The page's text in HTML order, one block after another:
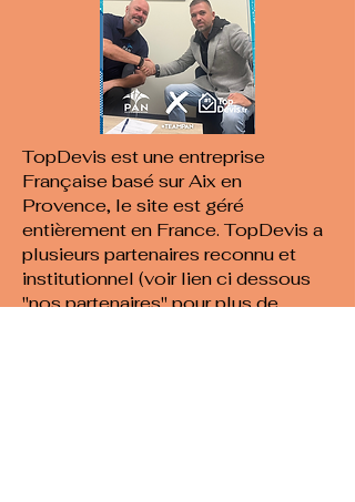
TopDevis est une entreprise
Française basé sur Aix en
Provence, le site est géré
entièrement en France. TopDevis a
plusieurs partenaires reconnu et
institutionnel (voir lien ci dessous
"nos partenaires" pour plus de